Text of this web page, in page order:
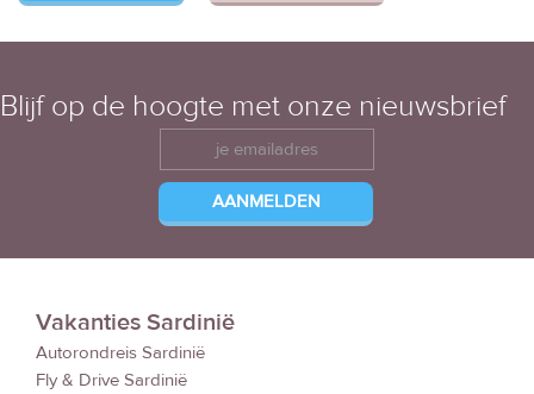
Blijf op de hoogte met onze nieuwsbrief
Vakanties Sardinië
Autorondreis Sardinië
Fly & Drive Sardinië